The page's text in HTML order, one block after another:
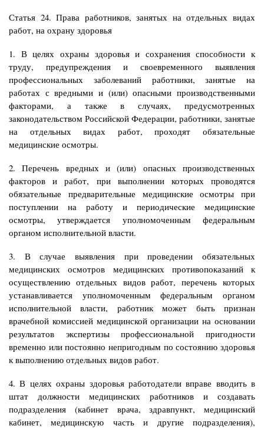
Статья 24. Права работников, занятых на отдельных видах
работ, на охрану здоровья
1. В целях охраны здоровья и сохранения способности к
труду, предупреждения и своевременного выявления
профессиональных заболеваний работники, занятые на
работах с вредными и (или) опасными производственными
факторами, а также в случаях, предусмотренных
законодательством Российской Федерации, работники, занятые
на отдельных видах работ, проходят обязательные
медицинские осмотры.
2. Перечень вредных и (или) опасных производственных
факторов и работ, при выполнении которых проводятся
обязательные предварительные медицинские осмотры при
поступлении на работу и периодические медицинские
осмотры, утверждается уполномоченным федеральным
органом исполнительной власти.
3. В случае выявления при проведении обязательных
медицинских осмотров медицинских противопоказаний к
осуществлению отдельных видов работ, перечень которых
устанавливается уполномоченным федеральным органом
исполнительной власти, работник может быть признан
врачебной комиссией медицинской организации на основании
результатов экспертизы профессиональной пригодности
временно или постоянно непригодным по состоянию здоровья
к выполнению отдельных видов работ.
4. В целях охраны здоровья работодатели вправе вводить в
штат должности медицинских работников и создавать
подразделения (кабинет врача, здравпункт, медицинский
кабинет, медицинскую часть и другие подразделения),